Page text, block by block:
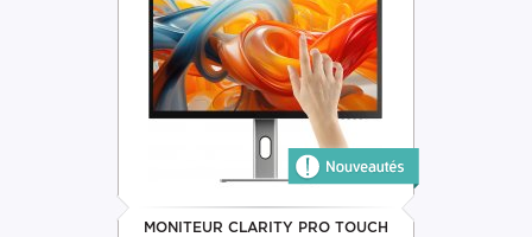
MONITEUR CLARITY PRO TOUCH